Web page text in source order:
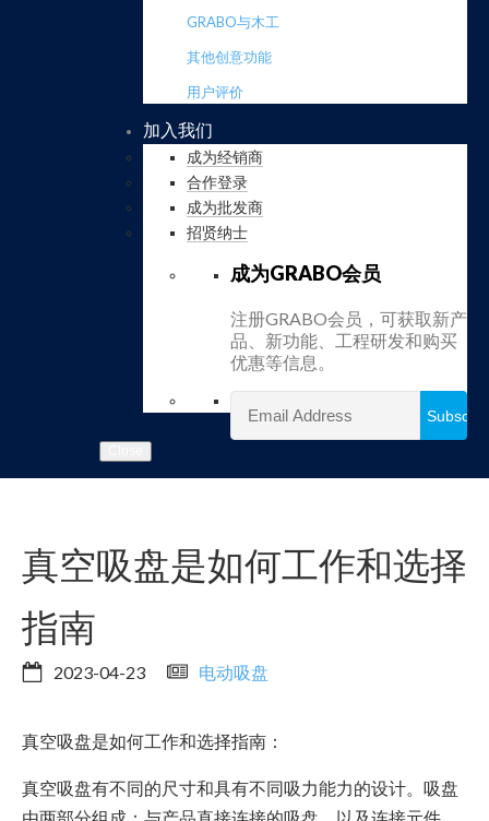
GRABO与木工
其他创意功能
用户评价
加入我们
成为经销商
合作登录
成为批发商
招贤纳士
成为GRABO会员
注册GRABO会员，可获取新产
品、新功能、工程研发和购买
优惠等信息。
真空吸盘是如何工作和选择
指南
2023-04-23 电动吸盘
真空吸盘是如何工作和选择指南：
真空吸盘有不同的尺寸和具有不同吸力能力的设计。吸盘